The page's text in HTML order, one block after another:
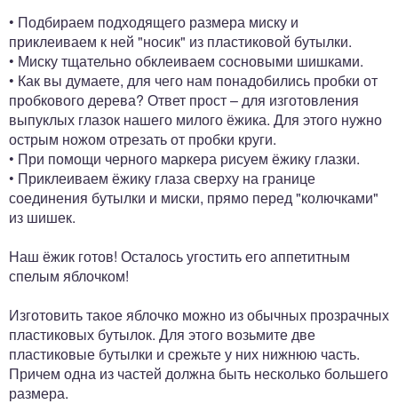
• Подбираем подходящего размера миску и
приклеиваем к ней "носик" из пластиковой бутылки.
• Миску тщательно обклеиваем сосновыми шишками.
• Как вы думаете, для чего нам понадобились пробки от
пробкового дерева? Ответ прост – для изготовления
выпуклых глазок нашего милого ёжика. Для этого нужно
острым ножом отрезать от пробки круги.
• При помощи черного маркера рисуем ёжику глазки.
• Приклеиваем ёжику глаза сверху на границе
соединения бутылки и миски, прямо перед "колючками"
из шишек.
Наш ёжик готов! Осталось угостить его аппетитным
спелым яблочком!
Изготовить такое яблочко можно из обычных прозрачных
пластиковых бутылок. Для этого возьмите две
пластиковые бутылки и срежьте у них нижнюю часть.
Причем одна из частей должна быть несколько большего
размера.